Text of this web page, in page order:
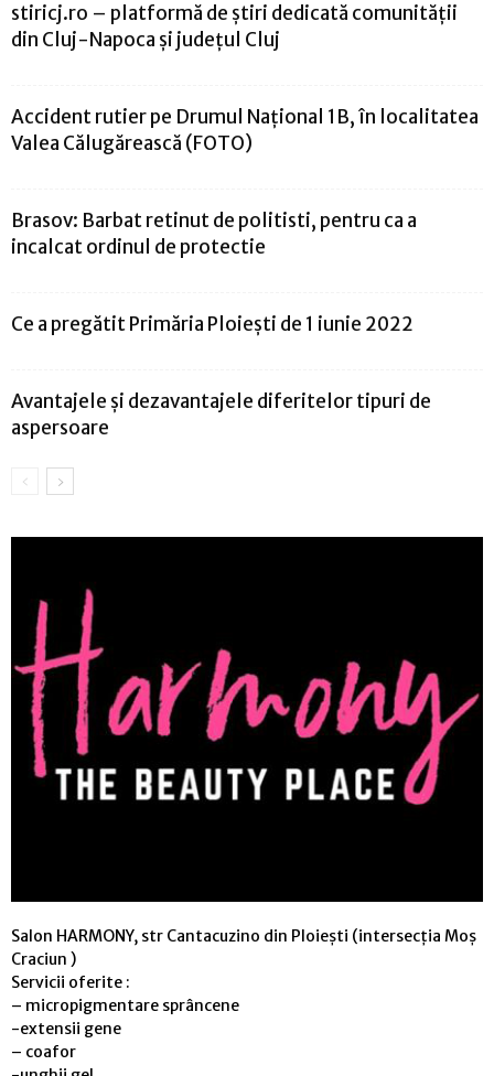
stiricj.ro – platformă de știri dedicată comunității
din Cluj-Napoca și județul Cluj
Accident rutier pe Drumul Național 1B, în localitatea
Valea Călugărească (FOTO)
Brasov: Barbat retinut de politisti, pentru ca a
incalcat ordinul de protectie
Ce a pregătit Primăria Ploiești de 1 iunie 2022
Avantajele și dezavantajele diferitelor tipuri de
aspersoare
Salon HARMONY, str Cantacuzino din Ploiești (intersecția Moș
Craciun )
Servicii oferite :
– micropigmentare sprâncene
-extensii gene
– coafor